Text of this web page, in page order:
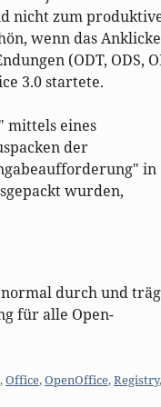
nicht zum
wenn das
(ODT, ODS,
3.0 startete.
mittels eines
der
in
wurden,
durch und
für alle Open-
,Office,OpenOffice,Registry,